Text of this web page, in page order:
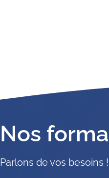
Nos
Parlons de vos besoins !